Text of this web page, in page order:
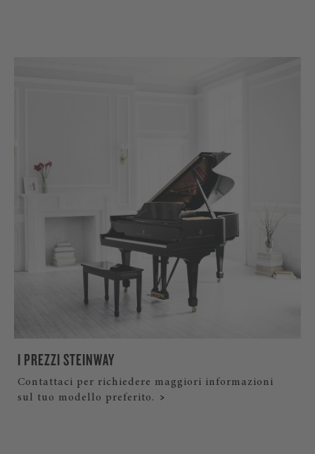
I PREZZI STEINWAY
Contattaci per richiedere maggiori informazioni
sul tuo modello preferito.